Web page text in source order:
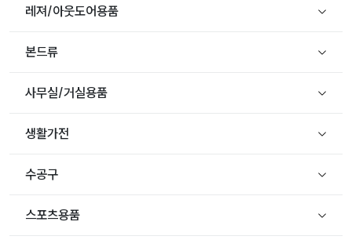
레져/아웃도어용품
본드류
사무실/거실용품
생활가전
수공구
스포츠용품